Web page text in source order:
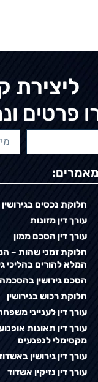
ליצירת
פרטים
מאמרים:
חלוקת נכסים בגירושין
עורך דין מזונות
עורך דין הסכם ממון
חלוקת זמני שהות –
המלא להורים בהליכי
הסכם גירושין בהסכמה
חלוקת רכוש בגירושין
עורך דין לענייני
עורך דין תאונות
מקסימלי לנפגעים
עורך דין גירושין
עורך דין נזיקין אשדוד